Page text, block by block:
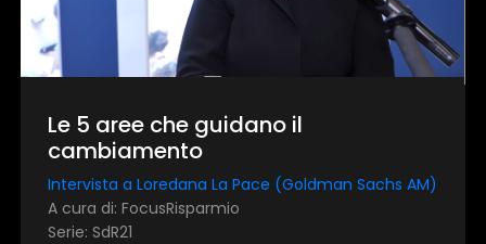
Le 5 aree che guidano il
cambiamento
Intervista a Loredana La Pace (Goldman Sachs AM)
A cura di: FocusRisparmio
Serie: SdR21